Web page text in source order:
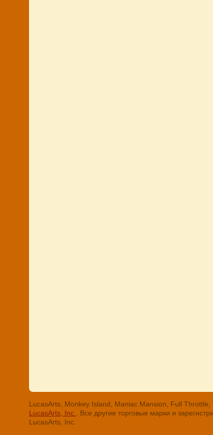
LucasArts, Monkey Island, Maniac Mansion, Full
LucasArts, Inc.
. Все другие торговые марки и
LucasArts, Inc.